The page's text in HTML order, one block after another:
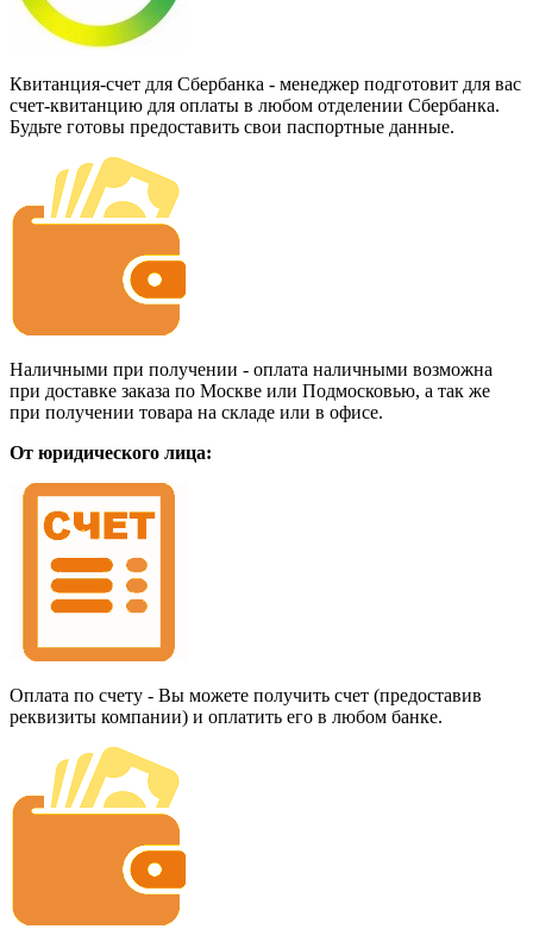
Квитанция-счет для Сбербанка - менеджер подготовит для вас
счет-квитанцию для оплаты в любом отделении Сбербанка.
Будьте готовы предоставить свои паспортные данные.
Наличными при получении - оплата наличными возможна
при доставке заказа по Москве или Подмосковью, а так же
при получении товара на складе или в офисе.
От юридического лица:
Оплата по счету - Вы можете получить счет (предоставив
реквизиты компании) и оплатить его в любом банке.